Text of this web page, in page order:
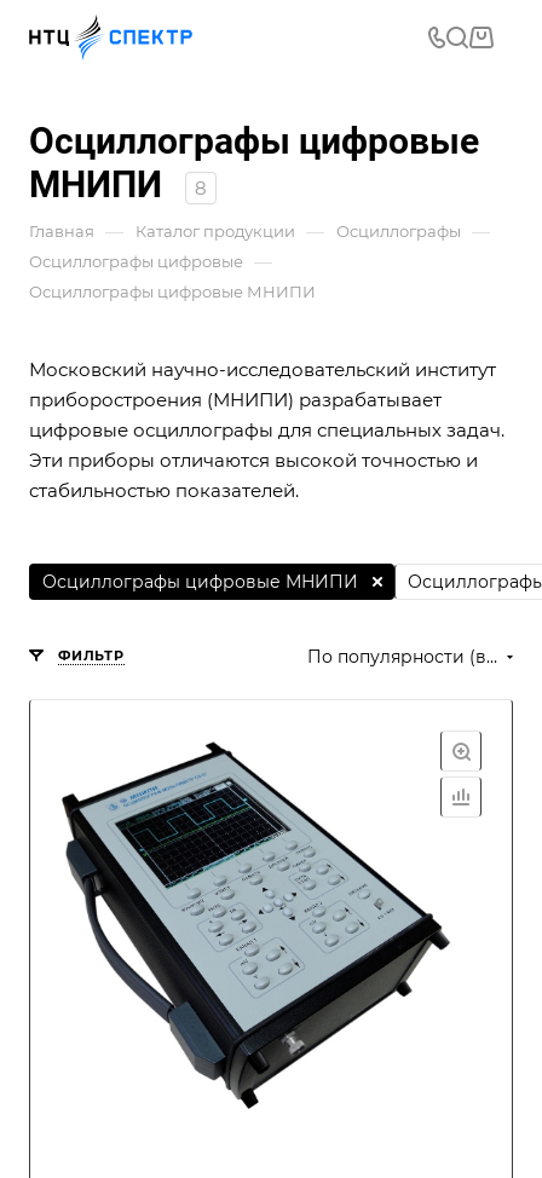
Осциллографы цифровые
МНИПИ
8
Главная — Каталог продукции — Осциллографы —
Осциллографы цифровые —
Осциллографы цифровые МНИПИ
Московский научно-исследовательский институт
приборостроения (МНИПИ) разрабатывает
цифровые осциллографы для специальных задач.
Эти приборы отличаются высокой точностью и
стабильностью показателей.
Осциллографы цифровые МНИПИ
ФИЛЬТР По популярности (возрастание)